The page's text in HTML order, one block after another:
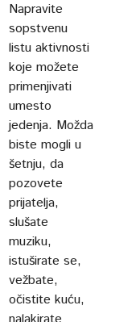
Napravite
sopstvenu
listu aktivnosti
koje možete
primenjivati
umesto
jedenja. Možda
biste mogli u
šetnju, da
pozovete
prijatelja,
slušate
muziku,
istuširate se,
vežbate,
očistite kuću,